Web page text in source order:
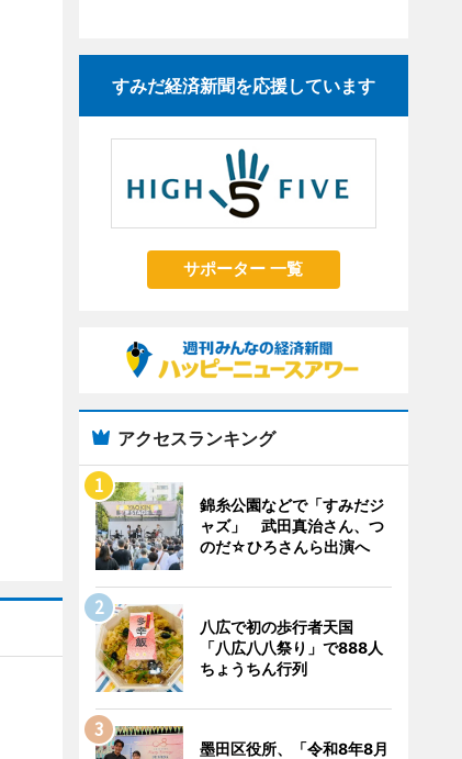
すみだ経済新聞を応援しています
サポーター 一覧
アクセスランキング
錦糸公園などで「すみだジ
ャズ」 武田真治さん、つ
のだ☆ひろさんら出演へ
八広で初の歩行者天国
「八広八八祭り」で888人
ちょうちん行列
墨田区役所、「令和8年8月